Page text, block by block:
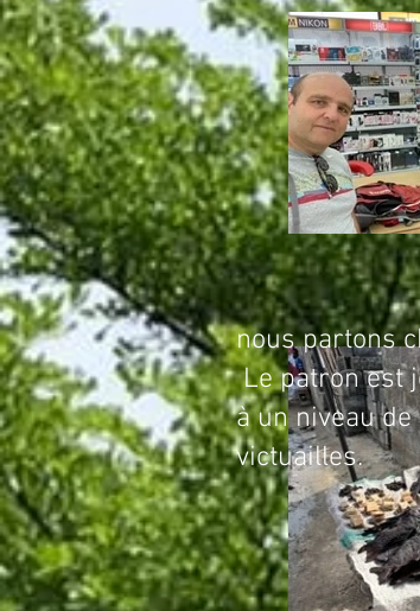
Les
nous partons
Le patron est
à un niveau
victuailles.